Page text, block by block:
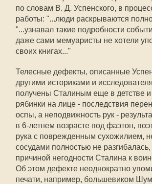
по словам В. Д. Успенского, в
работы: "...люди раскрываются
"...узнавал такие подробности
даже сами мемуаристы не хотели
своих книгах..."
Телесные дефекты, описанные
другими историками и
получены Сталиным еще в детстве и
рябинки на лице - последствия
оспы, а неподвижность рук -
в 6-летнем возрасте под фаэтон,
рука с поврежденным сухожилием,
сосудами полностью не разгибалась,
причиной негодности Сталина к
Об этом дефекте неоднократно
печати, например, большевиком